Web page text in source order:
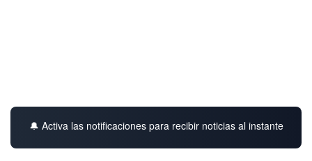
🔔 Activa las notificaciones para recibir noticias al instante